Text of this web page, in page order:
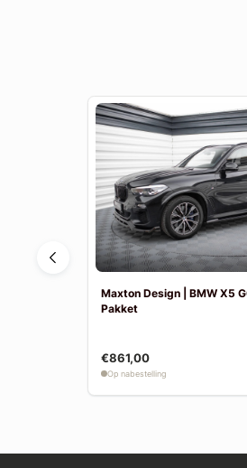
Maxton Design | BMW X5
Pakket
€861,00
Op nabestelling